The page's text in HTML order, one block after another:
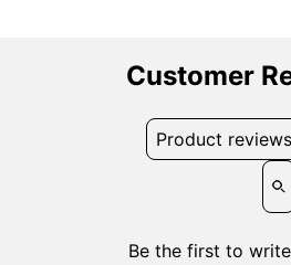
Customer
Product
Be the first to